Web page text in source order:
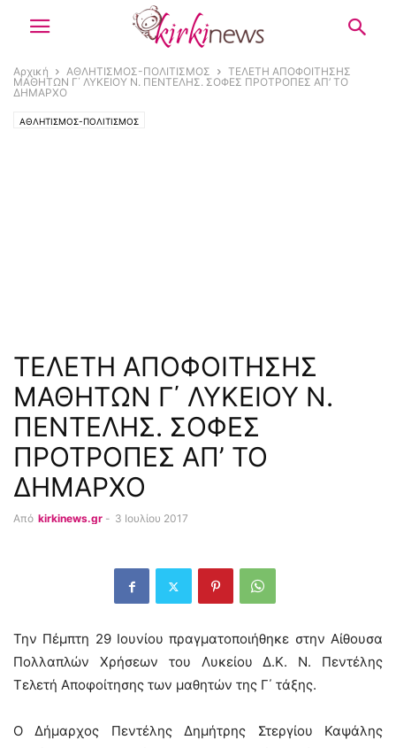
Αρχική ΑΘΛΗΤΙΣΜΟΣ-ΠΟΛΙΤΙΣΜΟΣ
ΤΕΛΕΤΗ ΑΠΟΦΟΙΤΗΣΗΣ
ΜΑΘΗΤΩΝ Γ΄ ΛΥΚΕΙΟΥ Ν. ΠΕΝΤΕΛΗΣ. ΣΟΦΕΣ ΠΡΟΤΡΟΠΕΣ ΑΠ’ ΤΟ
ΔΗΜΑΡΧΟ
ΑΘΛΗΤΙΣΜΟΣ-ΠΟΛΙΤΙΣΜΟΣ
ΤΕΛΕΤΗ ΑΠΟΦΟΙΤΗΣΗΣ
ΜΑΘΗΤΩΝ Γ΄ ΛΥΚΕΙΟΥ Ν.
ΠΕΝΤΕΛΗΣ. ΣΟΦΕΣ
ΠΡΟΤΡΟΠΕΣ ΑΠ’ ΤΟ
ΔΗΜΑΡΧΟ
Από kirkinews.gr - 3 Ιουλίου 2017
Την Πέμπτη 29 Ιουνίου πραγματοποιήθηκε στην Αίθουσα
Πολλαπλών Χρήσεων του Λυκείου Δ.Κ. Ν. Πεντέλης
Τελετή Αποφοίτησης των μαθητών της Γ΄ τάξης.
Ο Δήμαρχος Πεντέλης Δημήτρης Στεργίου Καψάλης